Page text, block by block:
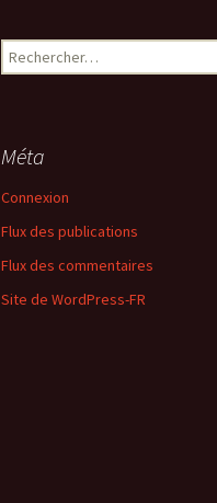
Rechercher :
Méta
Connexion
Flux des publications
Flux des commentaires
Site de WordPress-FR